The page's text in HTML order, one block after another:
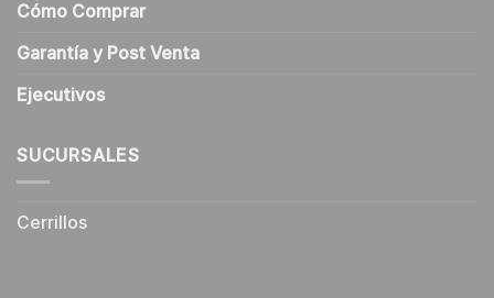
Cómo Comprar
Garantía y Post Venta
Ejecutivos
SUCURSALES
Cerrillos